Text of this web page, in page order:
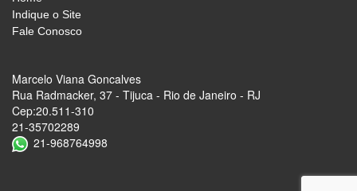
Indique o Site
Fale Conosco
Marcelo Viana Goncalves
Rua Radmacker, 37 - Tijuca - Rio de Janeiro - RJ
Cep:20.511-310
21-35702289
21-968764998